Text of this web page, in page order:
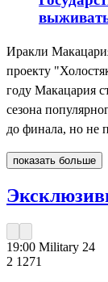
Иракли
проекту
году Макацария
сезона
до финала, но не
показать больше
19:00 Military 24
2 1271